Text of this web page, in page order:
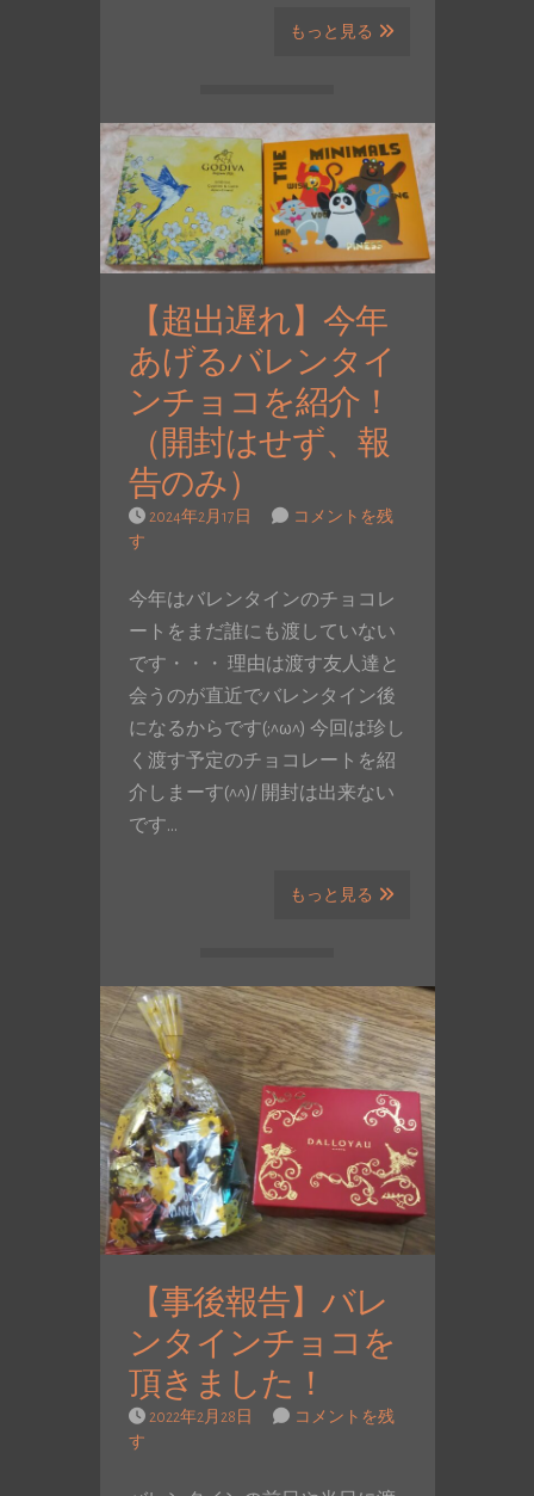
もっと見る
【超出遅れ】今年
あげるバレンタイ
ンチョコを紹介！
（開封はせず、報
告のみ）
2024年2月17日
コメントを残
す
今年はバレンタインのチョコレ
ートをまだ誰にも渡していない
です・・・ 理由は渡す友人達と
会うのが直近でバレンタイン後
になるからです(;^ω^) 今回は珍し
く渡す予定のチョコレートを紹
介しまーす(^^)/ 開封は出来ない
です…
もっと見る
【事後報告】バレ
ンタインチョコを
頂きました！
2022年2月28日
コメントを残
す